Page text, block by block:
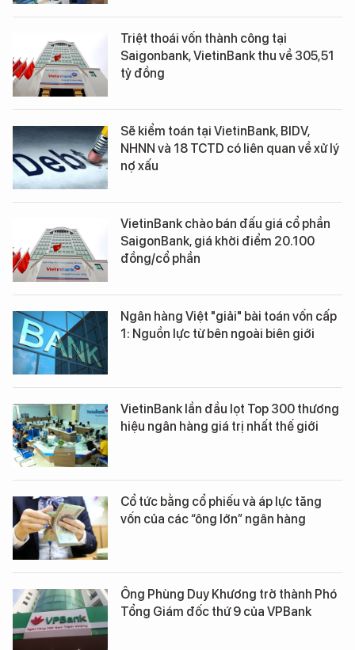
Triệt thoái vốn thành công tại
Saigonbank, VietinBank thu về 305,51
tỷ đồng
Sẽ kiểm toán tại VietinBank, BIDV,
NHNN và 18 TCTD có liên quan về xử lý
nợ xấu
VietinBank chào bán đấu giá cổ phần
SaigonBank, giá khởi điểm 20.100
đồng/cổ phần
Ngân hàng Việt "giải" bài toán vốn cấp
1: Nguồn lực từ bên ngoài biên giới
VietinBank lần đầu lọt Top 300 thương
hiệu ngân hàng giá trị nhất thế giới
Cổ tức bằng cổ phiếu và áp lực tăng
vốn của các “ông lớn” ngân hàng
Ông Phùng Duy Khương trở thành Phó
Tổng Giám đốc thứ 9 của VPBank